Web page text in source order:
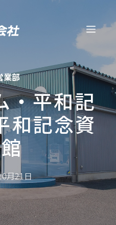
メ
ニ
ュ
ー
業部
・平和記
和記念資
月21日